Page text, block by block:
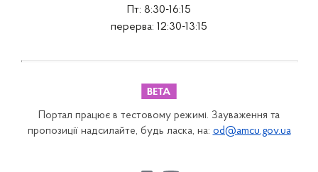
Пт: 8:30-16:15
перерва: 12:30-13:15
Портал працює в тестовому режимі. Зауваження та
пропозиції надсилайте, будь ласка, на: od@amcu.gov.ua